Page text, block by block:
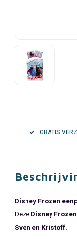
GRATIS
Disney Frozen
Deze Disney
Sven en Kristoff.